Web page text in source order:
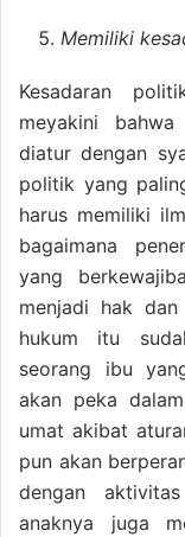
Memiliki
Kesadaran
meyakini
diatur dengan
politik yang
harus memiliki
bagaimana
yang
menjadi hak
hukum itu
seorang ibu
akan peka
umat akibat
pun akan
dengan
anaknya juga